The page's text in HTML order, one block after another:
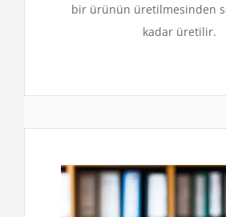
bir ürünün üretilmesinden
kadar üretilir.